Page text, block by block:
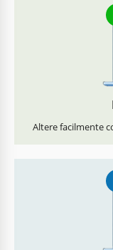
Altere facilmente